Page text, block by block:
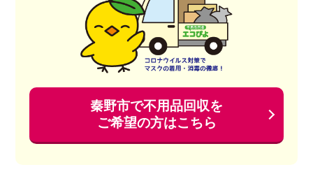
秦野市で不用品回収を
ご希望の方はこちら